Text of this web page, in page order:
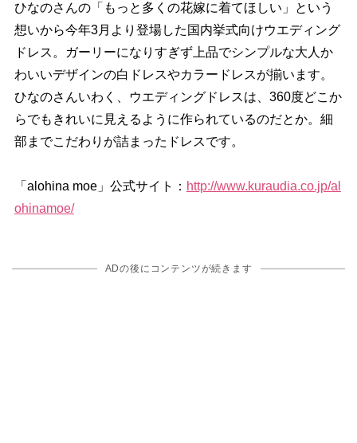
ひなのさんの「もっと多くの花嫁に着てほしい」という
想いから今年3月より登場した国内挙式向けウエディング
ドレス。ガーリーになりすぎず上品でシンプルな大人か
わいいデザインの白ドレスやカラードレスが揃います。
ひなのさんいわく、ウエディングドレスは、360度どこか
らでもきれいに見えるように作られているのだとか。細
部までこだわりが詰まったドレスです。
「alohina moe」公式サイト： http://www.kuraudia.co.jp/al
ohinamoe/
ADの後にコンテンツが続きます